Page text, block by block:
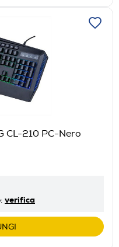
CL-210 PC-Nero
verifica